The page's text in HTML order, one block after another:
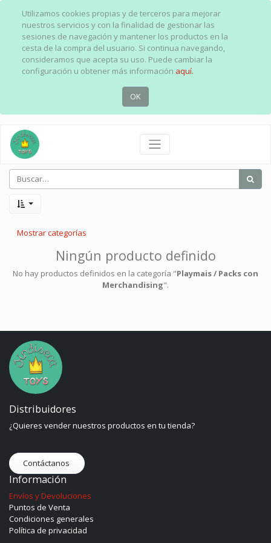
Utilizamos cookies propias y de terceros para mejorar
nuestros servicios y con la finalidad de gestionar las
sesiones de navegación y mantener los productos en la
cesta de la compra del usuario. Si continua navegando,
consideramos que acepta su uso. Puede cambiar la
configuración u obtener más información aquí.
OK
Mostrar categorías
Ningún producto definido
No hay productos definidos en la categoría "Playmais / Packs con
Merchandising".
Distribuidores
¿Quieres vender nuestros productos en tu tienda?
Contáctanos
Información
Envíos y Devoluciones
Puntos de Venta
Condiciones generales
Política de privacidad